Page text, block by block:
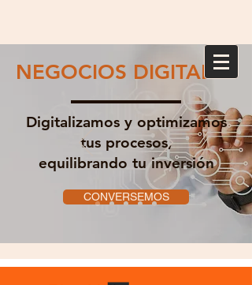
NEGOCIOS DIGITALES
Digitalizamos y optimizamos
tus procesos,
equilibrando tu inversión
CONVERSEMOS